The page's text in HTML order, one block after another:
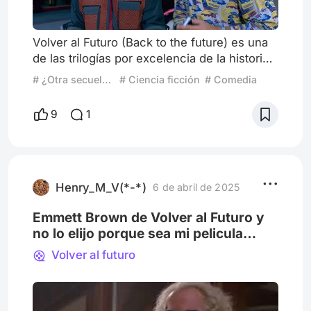
Volver al Futuro (Back to the future) es una
de las trilogías por excelencia de la historia
cinematográfica, son películas de ciencia
ficción en tono de comedia dirigidas por
Robert Zemeckis con el apoyo y producción
ejecutiva de Steven Spielberg. Las tres
banda sonora original de Alan S
# ¿Otra secuela más? # Ciencia ficción # Comedia
9 1
Henry_M_V(*-*) 6 de abril de 2025
Emmett Brown de Volver al Futuro y
no lo elijo porque sea mi pelicula
favorita
Volver al futuro